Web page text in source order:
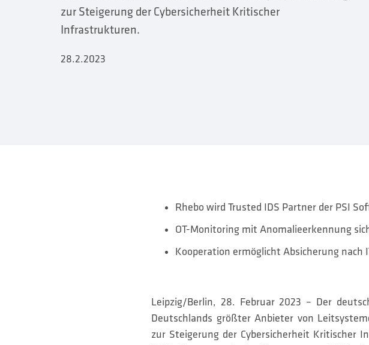
zur Steigerung der Cybersicherheit Kritischer
Infrastrukturen.
28.2.2023
Rhebo wird Trusted IDS Partner der PSI
OT-Monitoring mit Anomalieerkennung
Kooperation ermöglicht Absicherung nach
Leipzig/Berlin, 28. Februar 2023 – Der
Deutschlands größter Anbieter von
zur Steigerung der Cybersicherheit Kritischer